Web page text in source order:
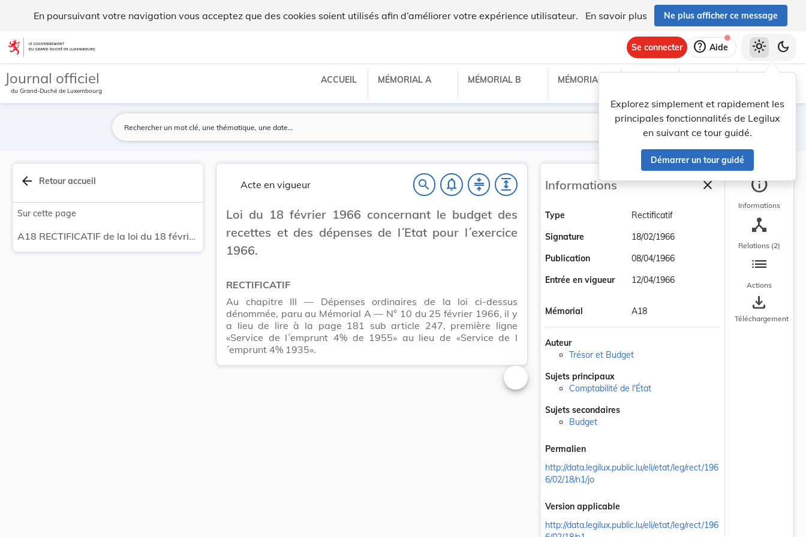
En poursuivant votre navigation vous acceptez que des cookies soient utilisés afin d’améliorer votre expérience utilisateur. En savoir plus Ne plus afficher ce message
Aller au contenu
Se connecter help Aide
Explorez simplement et rapidement les
principales fonctionnalités de Legilux
en suivant ce tour guidé.
Démarrer un tour guidé
light_mode dark_mode
Journal officiel
du Grand-Duché de Luxembourg
ACCUEIL MÉMORIAL A MÉMORIAL B MÉMORIAL C
Lancer la recherche
Filtres
arrow_back Retour accueil
Sur cette page
A18 RECTIFICATIF de la loi du 18 février 1966 concernant le budget des recettes et des dépenses de l'Etat pour l'exercice 1966.
Acte en vigueur search notifications_none compress expand
Loi du 18 février 1966 concernant le budget des
recettes et des dépenses de l´Etat pour l´exercice
1966.
RECTIFICATIF
Au chapitre III — Dépenses ordinaires de la loi ci-dessus
dénommée, paru au Mémorial A — N° 10 du 25 février 1966, il y
a lieu de lire à la page 181 sub article 247, première ligne
«Service de l´emprunt 4% de 1955» au lieu de «Service de l
´emprunt 4% 1935».
Changer la taille du texte
Informations closeFermer la barre
Type
Rectificatif
Signature
18/02/1966
Publication
08/04/1966
Entrée en vigueur
12/04/1966
Mémorial A18
Auteur
Trésor et Budget
Sujets principaux
Comptabilité de l'État
Sujets secondaires
Budget
Permalien
http://data.legilux.public.lu/eli/etat/leg/rect/196
6/02/18/n1/jo
Version applicable
http://data.legilux.public.lu/eli/etat/leg/rect/196
info
Informations
device_hub
Relations (2)
list
Actions
save_alt
Téléchargement